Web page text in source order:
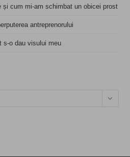
cum mi-am schimbat un obicei prost
antreprenorului
s-o dau visului meu